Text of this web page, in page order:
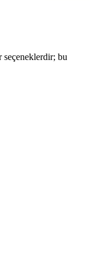
seçeneklerdir; bu